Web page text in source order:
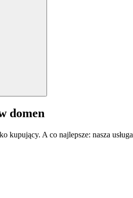
domen
kupujący. A co najlepsze: nasza